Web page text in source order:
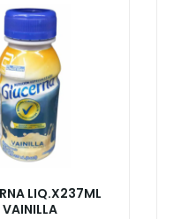
LIQ.X237ML
VAINILLA